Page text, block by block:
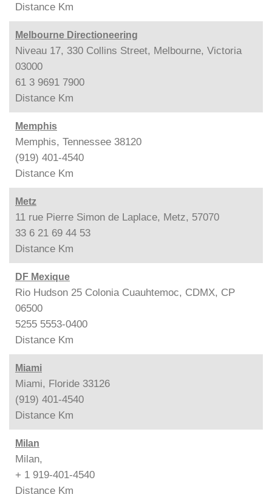
Distance Km
Melbourne Directioneering
Niveau 17, 330 Collins Street, Melbourne, Victoria
03000
61 3 9691 7900
Distance Km
Memphis
Memphis, Tennessee 38120
(919) 401-4540
Distance Km
Metz
11 rue Pierre Simon de Laplace, Metz, 57070
33 6 21 69 44 53
Distance Km
DF Mexique
Rio Hudson 25 Colonia Cuauhtemoc, CDMX, CP
06500
5255 5553-0400
Distance Km
Miami
Miami, Floride 33126
(919) 401-4540
Distance Km
Milan
Milan,
+ 1 919-401-4540
Distance Km